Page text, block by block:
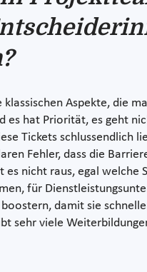
Aspekte, die
es hat Priorität, es geht
Tickets
Fehler, dass die
nicht raus, egal welche
für
damit sie
sehr viele